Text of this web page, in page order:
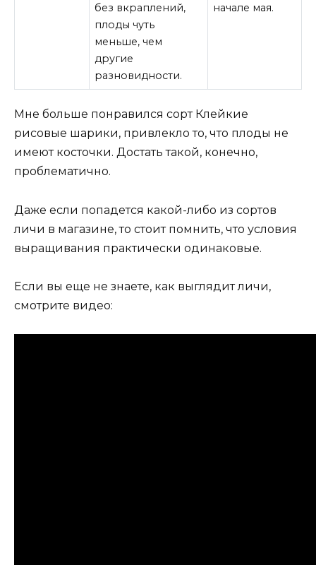
без вкраплений,
плоды чуть
меньше, чем
другие
разновидности.
начале мая.
Мне больше понравился сорт Клейкие
рисовые шарики, привлекло то, что плоды не
имеют косточки. Достать такой, конечно,
проблематично.
Даже если попадется какой-либо из сортов
личи в магазине, то стоит помнить, что условия
выращивания практически одинаковые.
Если вы еще не знаете, как выглядит личи,
смотрите видео: